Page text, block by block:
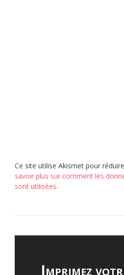
Ce site utilise Akismet pour
savoir plus sur comment les
sont utilisées.
Imprimez